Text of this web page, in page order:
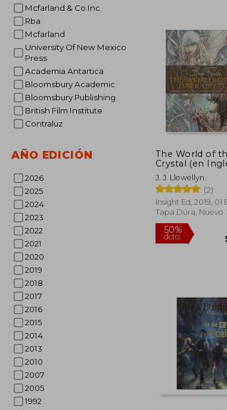
Mcfarland & Co Inc
Rba
Mcfarland
University Of New Mexico
Press
Academia Antartica
Bloomsbury Academic
Bloomsbury Publishing
British Film Institute
Contraluz
AÑO EDICIÓN
2026
2025
2024
2023
2022
2021
2020
2019
2018
2017
2016
2015
2014
2013
2010
2007
2005
1992
30%
dcto.
The World of
Crystal (en
J. J. Llewellyn
(2)
Insight Ed, 2019, 01
Tapa Dura, Nuevo
50%
dcto.